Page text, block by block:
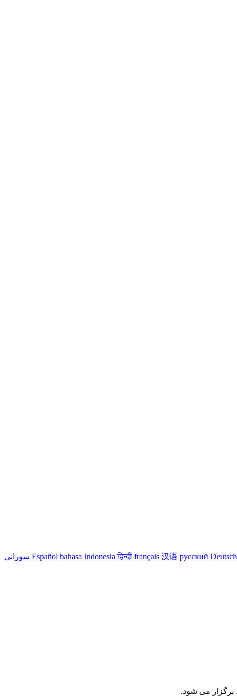
Español bahasa Indonesia हिन्दी français 汉语 русский Deutsch
سورانی
برگزار می شود.